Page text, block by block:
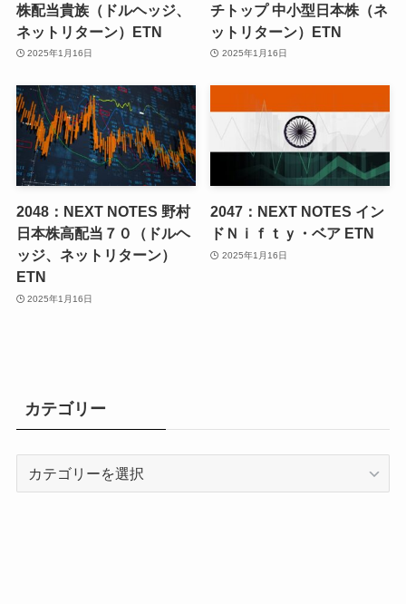
株配当貴族（ドルヘッジ、
ネットリターン）ETN
2025年1月16日
チトップ 中小型日本株（ネ
ットリターン）ETN
2025年1月16日
2048：NEXT NOTES 野村
日本株高配当７０（ドルヘ
ッジ、ネットリターン）
ETN
2025年1月16日
2047：NEXT NOTES イン
ドＮｉｆｔｙ・ベア ETN
2025年1月16日
カテゴリー